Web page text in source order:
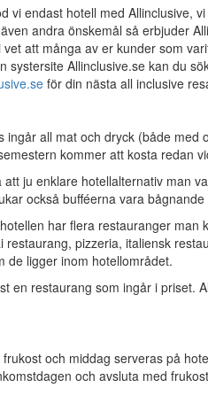
vi endast hotell med Allinclusive,
andra önskemål så erbjuder
att många av er kunder som
systersite Allinclusive.se kan du
för din nästa all inclusive
ingår all mat och dryck (både
kommer att kosta redan
ju enklare hotellalternativ man
också bufféerna vara
har flera restauranger
restaurang, pizzeria, italiensk
de ligger inom hotellområdet.
en restaurang som ingår i priset.
och middag serveras på
och avsluta med